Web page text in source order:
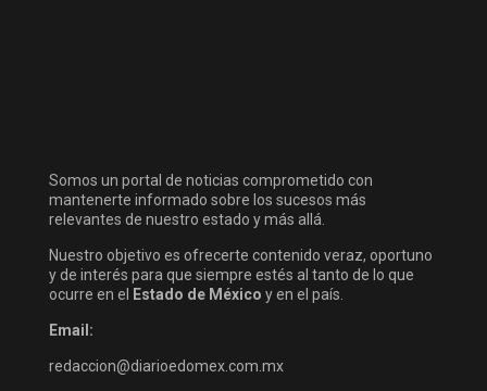
Somos un portal de noticias comprometido con
mantenerte informado sobre los sucesos más
relevantes de nuestro estado y más allá.
Nuestro objetivo es ofrecerte contenido veraz, oportuno
y de interés para que siempre estés al tanto de lo que
ocurre en el Estado de México y en el país.
Email:
redaccion@diarioedomex.com.mx